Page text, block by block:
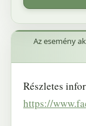
Az esemény
Részletes
https://